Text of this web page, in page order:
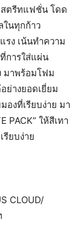
ตรีทแฟชั่น โดด
ในทุกก้าว
รง เน้นทำความ
การใส่แผ่น
มาพร้อมโฟม
ย่างยอดเยี่ยม
องที่เรียบง่าย มา
PACK” ให้สีเทา
ยบง่าย
CLOUD/